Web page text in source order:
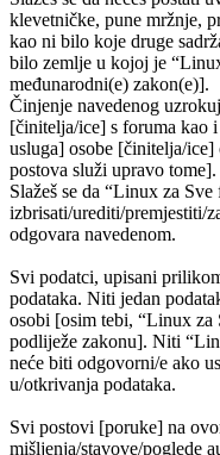
klevetničke, pune mržnje,
kao ni bilo koje druge
bilo zemlje u kojoj je
međunarodni(e) zakon(e)].
Činjenje navedenog
[činitelja/ice] s foruma kao
usluga] osobe [činitelja/
postova služi upravo tome].
Slažeš se da “Linux za
izbrisati/urediti/premjestiti/
odgovara navedenom.
Svi podatci, upisani
podataka. Niti jedan
osobi [osim tebi, “Linux
podliježe zakonu]. Niti
neće biti odgovorni/e ako
u/otkrivanja podataka.
Svi postovi [poruke] na
mišljenja/stavove/poglede